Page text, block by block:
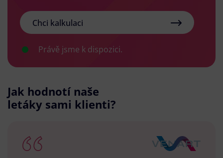
Chci kalkulaci
Právě jsme k dispozici.
Jak hodnotí naše
letáky sami klienti?